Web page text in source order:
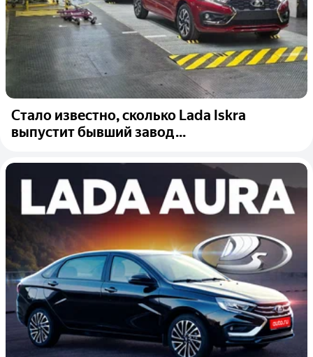
Стало известно, сколько Lada Iskra
выпустит бывший завод...